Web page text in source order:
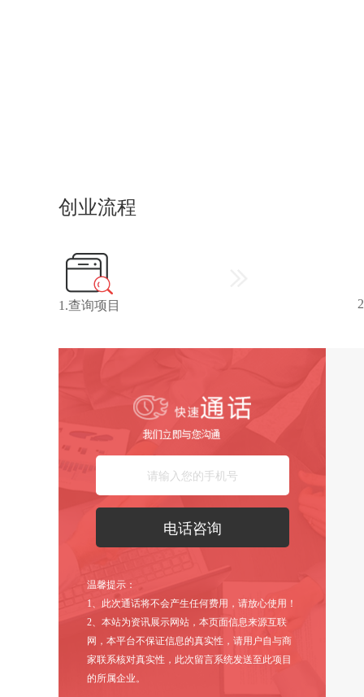
创业流程
1.查询项目
温馨提示：
1、此次通话将不会产生任何费用，请放心使用！
2、本站为资讯展示网站，本页面信息来源互联
网，本平台不保证信息的真实性，请用户自与商
家联系核对真实性，此次留言系统发送至此项目
的所属企业。